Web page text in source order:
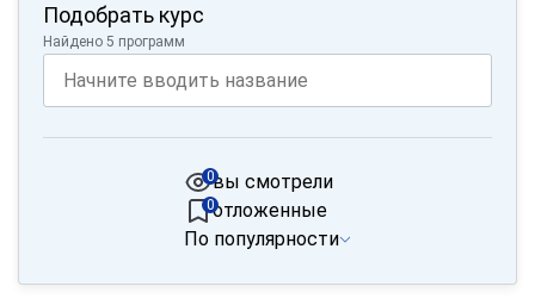
Подобрать курс
Найдено 5 программ
вы смотрели
0
отложенные
0
По популярности